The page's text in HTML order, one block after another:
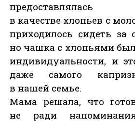
предоставлялась
в качестве хлопьев с
приходилось сидеть за
но чашка с хлопьями
индивидуальности, и
даже самого
в нашей семье.
Мама решала, что
не ради